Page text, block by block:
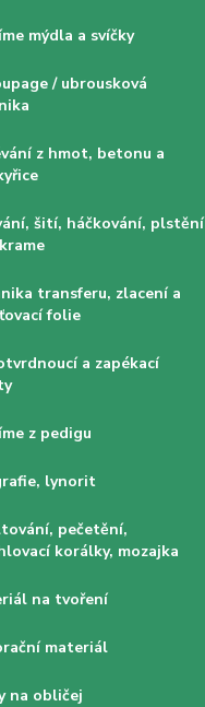
mýdla a svíčky
/ ubrousková
z hmot, betonu a
šití, háčkování, plstění
transferu, zlacení a
folie
a zapékací
z pedigu
lynorit
pečetění,
korálky, mozajka
na tvoření
materiál
na obličej